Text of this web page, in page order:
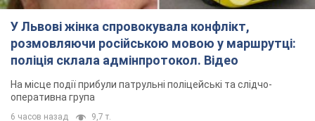
У Львові жінка спровокувала конфлікт,
розмовляючи російською мовою у маршрутці:
поліція склала адмінпротокол. Відео
На місце події прибули патрульні поліцейські та слідчо-
оперативна група
6 часов назад 9,7 т.